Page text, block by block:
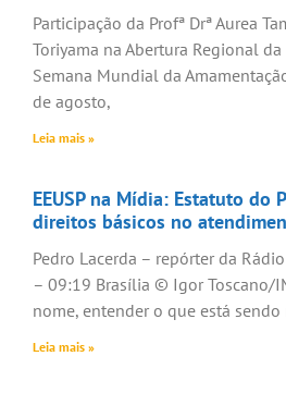
Participação da Profª Drª Aurea
Toriyama na Abertura Regional
Semana Mundial da
de agosto,
Leia mais »
EEUSP na Mídia: Estatuto do
direitos básicos no
Pedro Lacerda – repórter da
– 09:19 Brasília © Igor Toscano/
nome, entender o que está sendo
Leia mais »